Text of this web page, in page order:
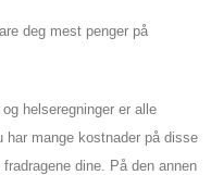
deg mest penger på
helseregninger er alle
mange kostnader på disse
dine. På den annen